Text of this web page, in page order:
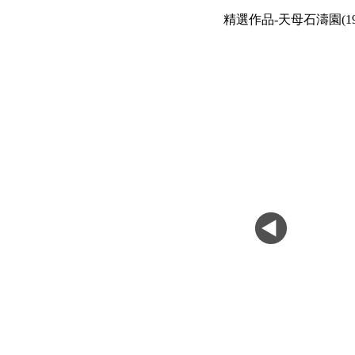
精選作品-天母石濤園